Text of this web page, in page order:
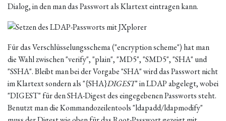
Dialog, in den man das Passwort als Klartext eintragen kann.
Für das Verschlüsselungsschema ("encryption scheme") hat man
die Wahl zwischen "verify", "plain", "MD5", "SMD5", "SHA" und
"SSHA". Bleibt man bei der Vorgabe "SHA" wird das Passwort nicht
im Klartext sondern als "{SHA}DIGEST" in LDAP abgelegt, wobei
"DIGEST" für den SHA-Digest des eingegebenen Passworts steht.
Benutzt man die Kommandozeilentools "ldapadd/ldapmodify"